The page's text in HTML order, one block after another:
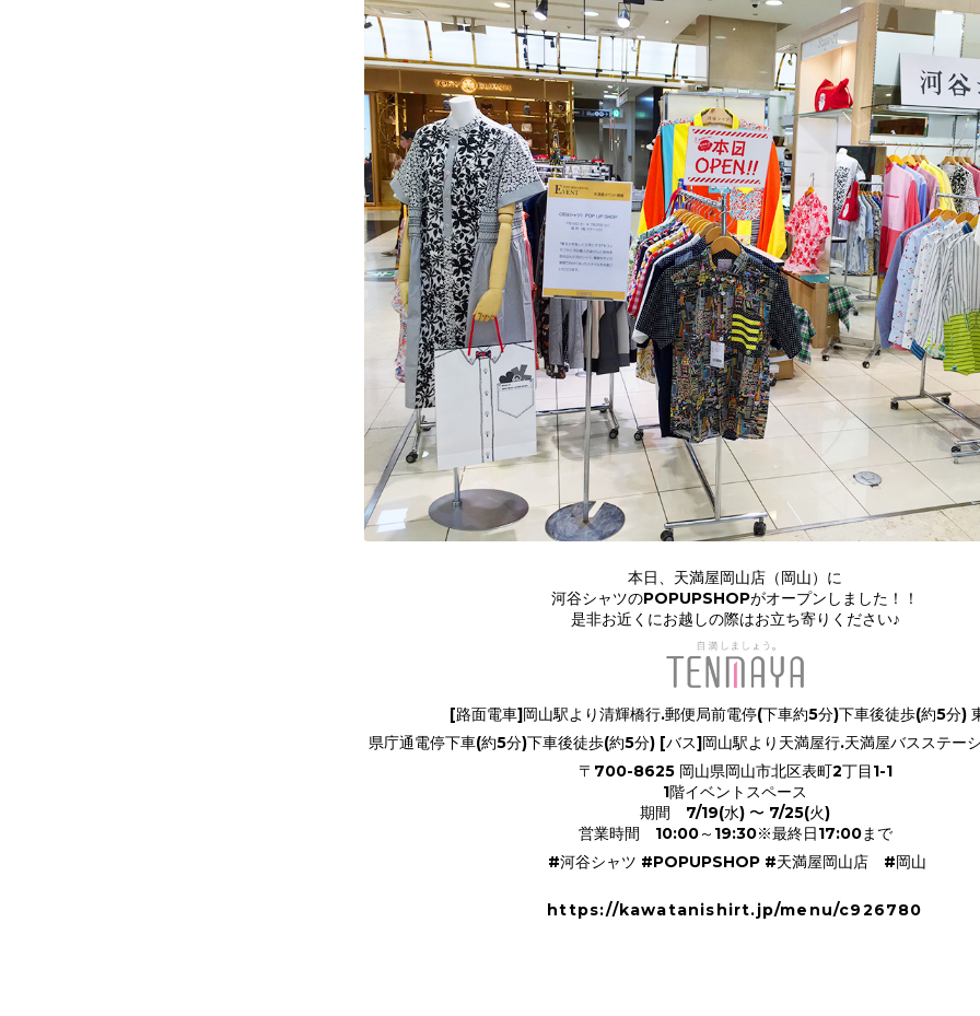
本日、天満屋岡山店（岡山）に
河谷シャツのPOPUPSHOPがオープンしました！！
是非お近くにお越しの際はお立ち寄りください♪
[路面電車]岡山駅より清輝橋行.郵便局前電停(下車約5分)下車後徒歩(約5分)
県庁通電停下車(約5分)下車後徒歩(約5分) [バス]岡山駅より天満屋行.天満屋バスステー
〒700-8625 岡山県岡山市北区表町2丁目1-1
1階イベントスペース
期間 7/19(水) 〜 7/25(火)
営業時間 10:00～19:30※最終日17:00まで
#河谷シャツ #POPUPSHOP #天満屋岡山店 #岡山
https://kawatanishirt.jp/menu/c926780